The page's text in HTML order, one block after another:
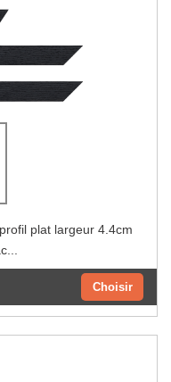
plat largeur 4.4cm
Choisir